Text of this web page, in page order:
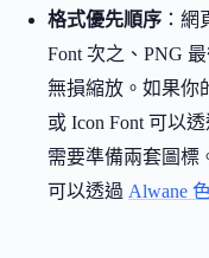
格式優先順序 ：
Font 次之、PNG
無損縮放。如果你
或 Icon Font 可以
需要準備兩套圖標
可以透過 Alwane